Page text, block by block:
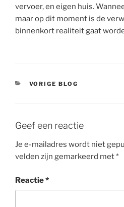
vervoer, en eigen huis.
maar op dit moment is de
binnenkort realiteit gaat
CATEGORIEËN
VORIGE BLOG
Geef een reactie
Je e-mailadres wordt niet
velden zijn gemarkeerd met*
Reactie*